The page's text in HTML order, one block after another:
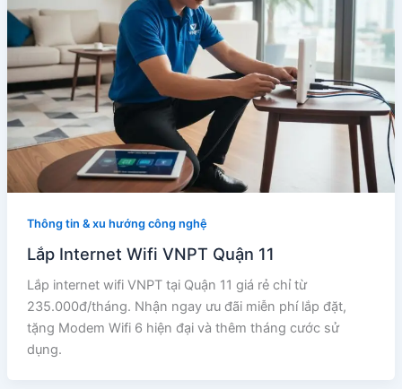
Thông tin & xu hướng công nghệ
Lắp Internet Wifi VNPT Quận 11
Lắp internet wifi VNPT tại Quận 11 giá rẻ chỉ từ
235.000đ/tháng. Nhận ngay ưu đãi miễn phí lắp đặt,
tặng Modem Wifi 6 hiện đại và thêm tháng cước sử
dụng.